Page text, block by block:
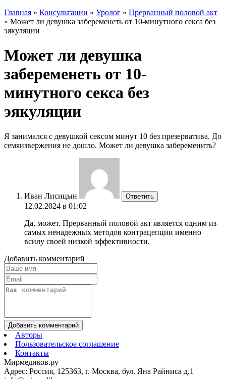
Главная » Консультации » Уролог » Прерванный половой акт
» Может ли девушка забеременеть от 10-минутного секса без
эякуляции
Может ли девушка
забеременеть от 10-
минутного секса без
эякуляции
Я занимался с девушкой сексом минут 10 без презерватива. До
семяизвержения не дошло. Может ли девушка забеременить?
Иван Лисицын Ответить
12.02.2024 в 01:02
Да, может. Прерванный половой акт является одним из
самых ненадежных методов контрацепции именно
всилу своей низкой эффективности.
Добавить комментарий
Добавить комментарий
Авторы
Пользовательское соглашение
Контакты
Мирмедиков.ру
Адрес: Россия, 125363, г. Москва, бул. Яна Райниса д.1